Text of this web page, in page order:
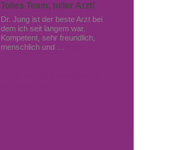
Tolles Team, toller Arzt!
Dr. Jung ist der beste Arzt bei
dem ich seit langem war.
Kompetent, sehr freundlich,
menschlich und …